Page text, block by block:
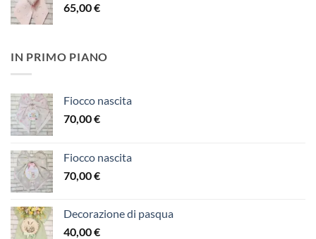
65,00€
IN PRIMO PIANO
Fiocco nascita
70,00€
Fiocco nascita
70,00€
Decorazione di pasqua
40,00€